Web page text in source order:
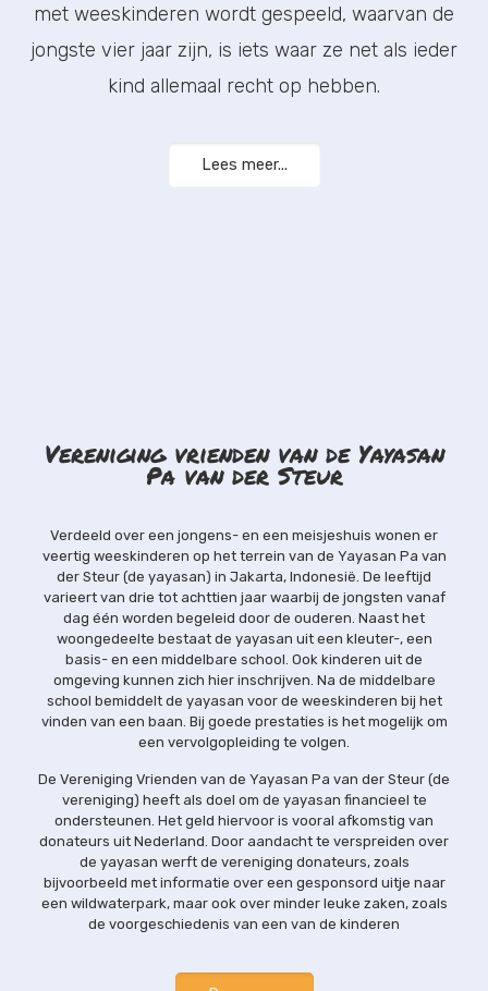
met weeskinderen wordt gespeeld, waarvan de
jongste vier jaar zijn, is iets waar ze net als ieder
kind allemaal recht op hebben.
Lees meer...
Vereniging vrienden van de Yayasan
Pa van der Steur
Verdeeld over een jongens- en een meisjeshuis wonen er
veertig weeskinderen op het terrein van de Yayasan Pa van
der Steur (de yayasan) in Jakarta, Indonesië. De leeftijd
varieert van drie tot achttien jaar waarbij de jongsten vanaf
dag één worden begeleid door de ouderen. Naast het
woongedeelte bestaat de yayasan uit een kleuter-, een
basis- en een middelbare school. Ook kinderen uit de
omgeving kunnen zich hier inschrijven. Na de middelbare
school bemiddelt de yayasan voor de weeskinderen bij het
vinden van een baan. Bij goede prestaties is het mogelijk om
een vervolgopleiding te volgen.
De Vereniging Vrienden van de Yayasan Pa van der Steur (de
vereniging) heeft als doel om de yayasan financieel te
ondersteunen. Het geld hiervoor is vooral afkomstig van
donateurs uit Nederland. Door aandacht te verspreiden over
de yayasan werft de vereniging donateurs, zoals
bijvoorbeeld met informatie over een gesponsord uitje naar
een wildwaterpark, maar ook over minder leuke zaken, zoals
de voorgeschiedenis van een van de kinderen